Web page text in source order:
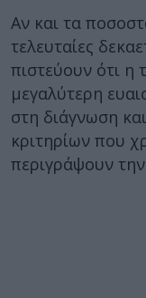
Αν και τα
τελευταίες
πιστεύουν ότι η
μεγαλύτερη
στη διάγνωση
κριτηρίων που
περιγράψουν